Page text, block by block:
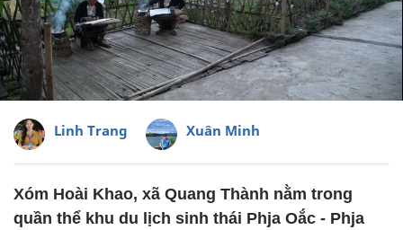
Linh Trang Xuân Minh
Xóm Hoài Khao, xã Quang Thành nằm trong
quần thể khu du lịch sinh thái Phja Oắc - Phja